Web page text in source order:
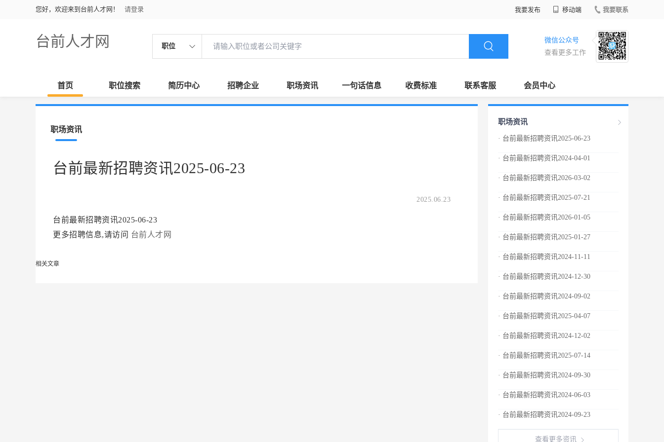
您好，欢迎来到台前人才网！ 请登录 我要发布 移动端 我要联系
台前人才网 职位
微信公众号
查看更多工作
首页 职位搜索 简历中心 招聘企业 职场资讯 一句话信息 收费标准 联系客服 会员中心
职场资讯
台前最新招聘资讯2025-06-23
2025.06.23
台前最新招聘资讯2025-06-23
更多招聘信息,请访问 台前人才网
相关文章
职场资讯
· 台前最新招聘资讯2025-06-23
· 台前最新招聘资讯2024-04-01
· 台前最新招聘资讯2026-03-02
· 台前最新招聘资讯2025-07-21
· 台前最新招聘资讯2026-01-05
· 台前最新招聘资讯2025-01-27
· 台前最新招聘资讯2024-11-11
· 台前最新招聘资讯2024-12-30
· 台前最新招聘资讯2024-09-02
· 台前最新招聘资讯2025-04-07
· 台前最新招聘资讯2024-12-02
· 台前最新招聘资讯2025-07-14
· 台前最新招聘资讯2024-09-30
· 台前最新招聘资讯2024-06-03
· 台前最新招聘资讯2024-09-23
查看更多资讯